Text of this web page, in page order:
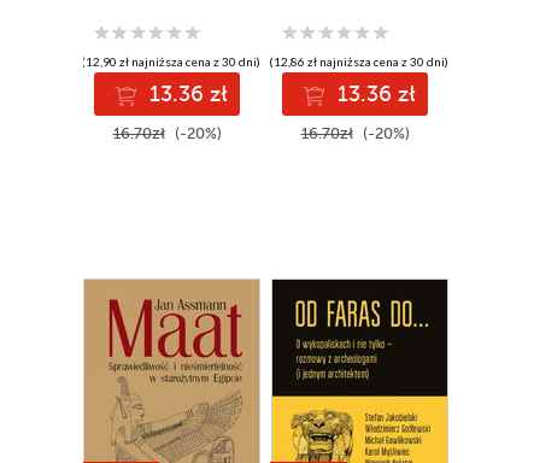
(12,90 zł najniższa cena z 30 dni)
13.36 zł
16.70zł (-20%)
(12,86 zł najniższa cena z 30 dni)
13.36 zł
16.70zł (-20%)